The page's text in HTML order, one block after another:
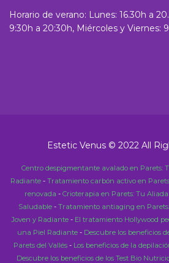
Horario de verano: Lunes: 16.30h a
9:30h a 20:30h, Miércoles y Viernes:
Estetic Venus © 2022 All
Centro despigmentante avalado en Parets:
Radiante- Tratamiento carbón activo en
renovada - Crioterapia en Parets: Tu
Saludable - Tratamiento antiaging en
Joven y Radiante - El tratamiento Hollywood
una Piel Radiante- Descubre los beneficios
Parets del Vallés - Los beneficios de la
Descubre los beneficios de los Test Bio